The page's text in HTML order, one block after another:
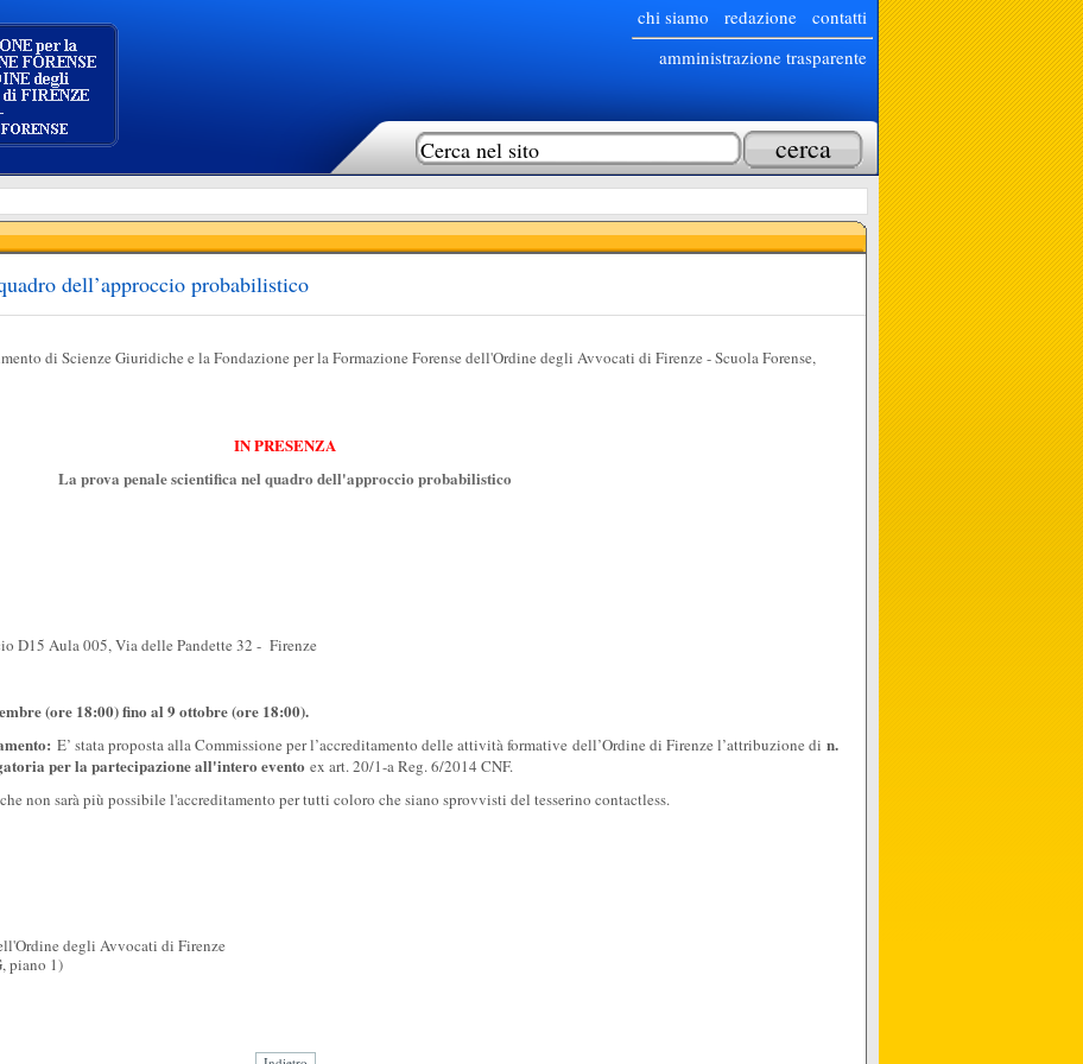
chi siamo redazione
contatti
amministrazione trasparente
dell’approccio probabilistico
di Scienze Giuridiche e la Fondazione per la Formazione Forense dell'Ordine degli Avvocati di Firenze - Scuola Forense,
IN PRESENZA
La prova penale scientifica nel quadro dell'approccio probabilistico
D15 Aula 005, Via delle Pandette 32 - Firenze
(ore 18:00) fino al 9 ottobre (ore 18:00).
E’ stata proposta alla Commissione per l’accreditamento delle attività formative dell’Ordine di Firenze l’attribuzione din.
per la partecipazione all'intero evento ex art. 20/1-a Reg. 6/2014 CNF.
non sarà più possibile l'accreditamento per tutti coloro che siano sprovvisti del tesserino contactless.
degli Avvocati di Firenze
piano 1)